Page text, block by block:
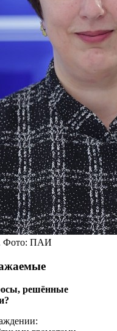
Фото: ПАИ
решённые